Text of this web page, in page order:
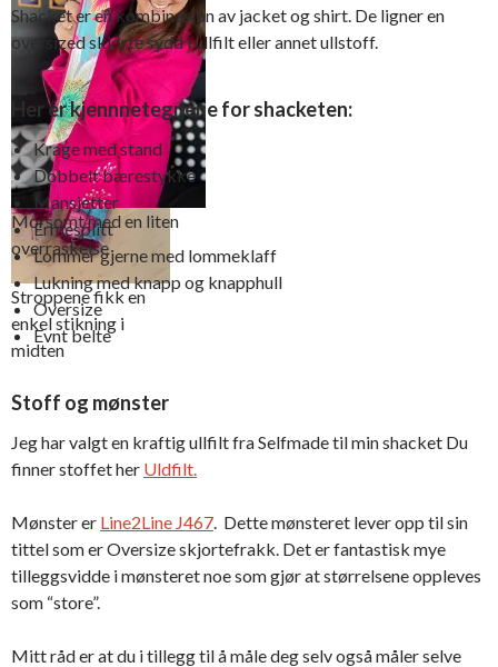
Beltestroppene lages på
samme måte, men er
smalere
Stroppene fikk en
enkel stikning i
midten
Morsomt med en liten
overraskelse
Shacket er en kombinasjon av jacket og shirt. De ligner en
oversized skjorte sydd i ullfilt eller annet ullstoff.
Her er kjennnetegnene for shacketen:
Krage med stand
Dobbelt bærestykke
Mansjetter
Ermesplitt
Lommer gjerne med lommeklaff
Lukning med knapp og knapphull
Oversize
Evnt belte
Stoff og mønster
Jeg har valgt en kraftig ullfilt fra Selfmade til min shacket Du
finner stoffet her Uldfilt.
Mønster er Line2Line J467. Dette mønsteret lever opp til sin
tittel som er Oversize skjortefrakk. Det er fantastisk mye
tilleggsvidde i mønsteret noe som gjør at størrelsene oppleves
som “store”.
Mitt råd er at du i tillegg til å måle deg selv også måler selve